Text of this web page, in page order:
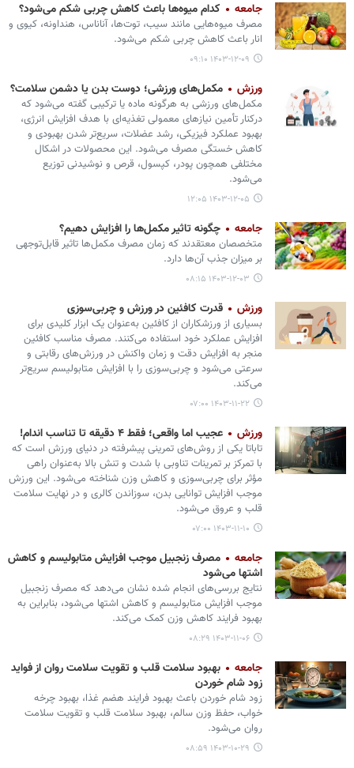
جامعه کدام میوه‌ها باعث کاهش چربی شکم می‌‏شود؟
مصرف میوه‌هایی مانند سیب، توت‌ها، آناناس، هنداونه، کیوی و
انار باعث کاهش چربی شکم می‌شود.
۱۴۰۳-۱۲-۰۹ ۰۹:۱۰
ورزش مکمل‌های ورزشی؛ دوست بدن یا دشمن سلامت؟
مکمل‌های ورزشی به هرگونه ماده یا ترکیبی گفته می‌شود که
درکنار تأمین نیازهای معمولی تغذیه‌ای با هدف افزایش انرژی،
بهبود عملکرد فیزیکی، رشد عضلات، سریع‌تر شدن بهبودی و
کاهش خستگی مصرف می‌شود. این محصولات در اشکال
مختلفی همچون پودر، کپسول، قرص و نوشیدنی توزیع
می‌شود.
۱۴۰۳-۱۲-۰۵ ۱۲:۰۵
جامعه چگونه تاثیر مکمل‌ها را افزایش دهیم؟
متخصصان معتقدند که زمان مصرف مکمل‌ها تاثیر قابل‌توجهی
بر میزان جذب آن‌ها دارد.
۱۴۰۳-۱۲-۰۳ ۰۸:۱۵
ورزش قدرت کافئین در ورزش و چربی‌سوزی
بسیاری از ورزشکاران از کافئین به‌عنوان یک ابزار کلیدی برای
افزایش عملکرد خود استفاده می‌کنند. مصرف مناسب کافئین
منجر به افزایش دقت و زمان واکنش در ورزش‌های رقابتی و
سرعتی می‌شود و چربی‌سوزی را با افزایش متابولیسم سریع‌تر
می‌کند.
۱۴۰۳-۱۱-۲۲ ۰۷:۰۰
ورزش عجیب اما واقعی؛ فقط ۴ دقیقه تا تناسب اندام!
تاباتا یکی از روش‌های تمرینی پیشرفته در دنیای ورزش است که
با تمرکز بر تمرینات تناوبی با شدت و تنش بالا به‌عنوان راهی
مؤثر برای چربی‌سوزی و کاهش وزن شناخته می‌شود. این ورزش
موجب افزایش توانایی بدن، سوزاندن کالری و در نهایت سلامت
قلب و عروق می‌شود.
۱۴۰۳-۱۱-۱۰ ۰۷:۰۰
جامعه
مصرف زنجبیل موجب افزایش متابولیسم و کاهش
اشتها می‏‌شود
نتایج بررسی‌های انجام شده نشان می‌دهد که مصرف زنجبیل
موجب افزایش متابولیسم و کاهش اشتها می‏‌شود، بنابراین به
بهبود فرایند کاهش وزن کمک می‌کند.
۱۴۰۳-۱۱-۰۶ ۰۸:۲۹
جامعه
بهبود سلامت قلب و تقویت سلامت روان از فواید
زود شام خوردن
زود شام خوردن باعث بهبود فرایند هضم غذا، بهبود چرخه
خواب، حفظ وزن سالم، بهبود سلامت قلب و تقویت سلامت
روان می‏‌شود.
۱۴۰۳-۱۰-۲۹ ۰۸:۵۹